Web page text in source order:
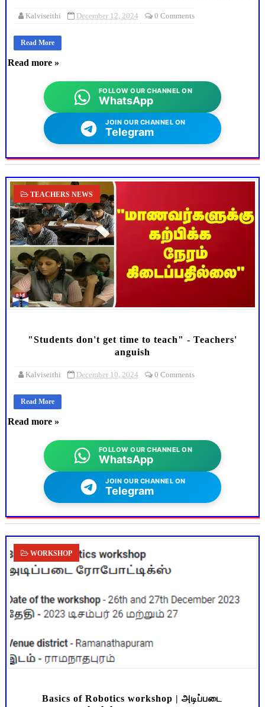
Kalviseithi December 12, 2024 0 Comments
Read More
Read more »
FOLLOW OUR CHANNEL ON
WhatsApp
JOIN OUR CHANNEL ON
Telegram
TEACHERS NEWS
"Students don't get time to teach" - Teachers'
anguish
Kalviseithi December 10, 2024 0 Comments
Read More
Read more »
FOLLOW OUR CHANNEL ON
WhatsApp
JOIN OUR CHANNEL ON
Telegram
WORKSHOP
Basics of Robotics workshop | அடிப்படை